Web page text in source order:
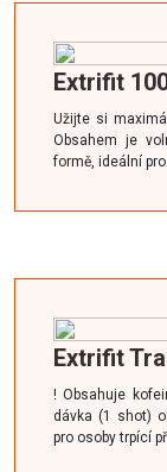
Extrifit
Užijte si
Obsahem je
formě, ideální pro
Extrifit
! Obsahuje
dávka (1 shot)
pro osoby trpící